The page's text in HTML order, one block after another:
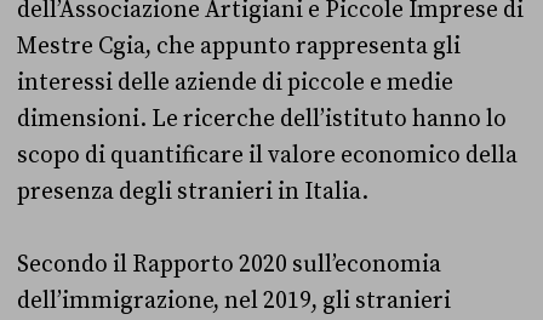
dell’Associazione Artigiani e Piccole Imprese di
Mestre Cgia, che appunto rappresenta gli
interessi delle aziende di piccole e medie
dimensioni. Le ricerche dell’istituto hanno lo
scopo di quantificare il valore economico della
presenza degli stranieri in Italia.
Secondo il Rapporto 2020 sull’economia
dell’immigrazione, nel 2019, gli stranieri